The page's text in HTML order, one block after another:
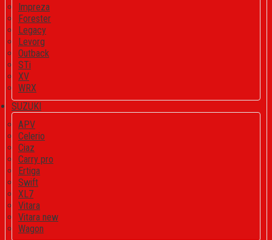
Impreza
Forester
Legacy
Levorg
Outback
STi
XV
WRX
SUZUKI
APV
Celerio
Ciaz
Carry pro
Ertiga
Swift
XL7
Vitara
Vitara new
Wagon